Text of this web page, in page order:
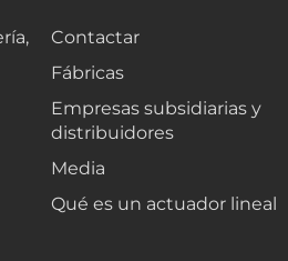
Contactar
Fábricas
Empresas subsidiarias y
distribuidores
Media
Qué es un actuador lineal